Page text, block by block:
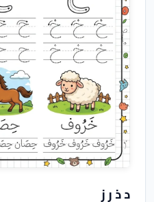
د ذ ر ز